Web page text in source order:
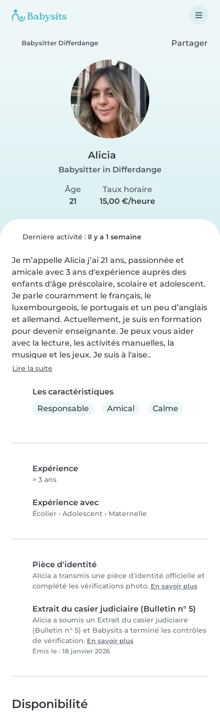
Babysitter Differdange Partager
Alicia
Babysitter in Differdange
Âge
21
Taux horaire
15,00 €/heure
Dernière activité : Il y a 1 semaine
Je m’appelle Alicia j’ai 21 ans, passionnée et
amicale avec 3 ans d'expérience auprès des
enfants d'âge préscolaire, scolaire et adolescent.
Je parle couramment le français, le
luxembourgeois, le portugais et un peu d’anglais
et allemand. Actuellement, je suis en formation
pour devenir enseignante. Je peux vous aider
avec la lecture, les activités manuelles, la
musique et les jeux. Je suis à l'aise..
Lire la suite
Les caractéristiques
Responsable
Amical Calme
Expérience
> 3 ans
Expérience avec
Écolier • Adolescent • Maternelle
Pièce d'identité
Alicia a transmis une pièce d'identité officielle et
complété les vérifications photo. En savoir plus
Extrait du casier judiciaire (Bulletin n° 5)
Alicia a soumis un Extrait du casier judiciaire
(Bulletin n° 5) et Babysits a terminé les contrôles
de vérification. En savoir plus
Émis le : 18 janvier 2026
Disponibilité